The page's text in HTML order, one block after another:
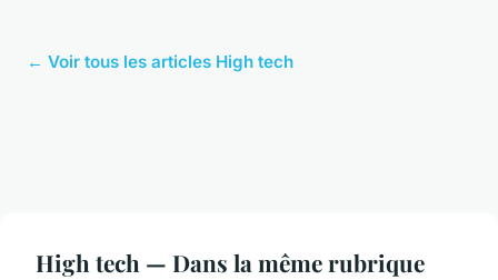
← Voir tous les articles High tech
High tech — Dans la même rubrique